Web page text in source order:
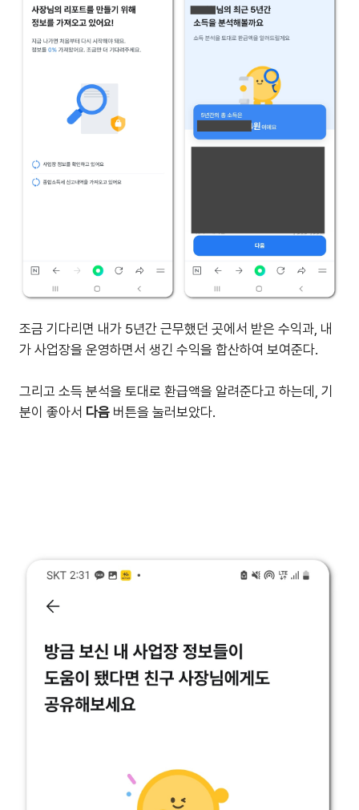
조금 기다리면 내가 5년간 근무했던 곳에서 받은 수익과, 내
가 사업장을 운영하면서 생긴 수익을 합산하여 보여준다.
그리고 소득 분석을 토대로 환급액을 알려준다고 하는데, 기
분이 좋아서 다음 버튼을 눌러보았다.